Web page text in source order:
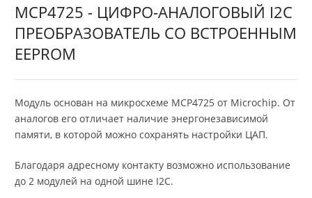
MCP4725 - ЦИФРО-АНАЛОГОВЫЙ I2C
ПРЕОБРАЗОВАТЕЛЬ СО ВСТРОЕННЫМ
EEPROM
Модуль основан на микросхеме MCP4725 от Microchip. От
аналогов его отличает наличие энергонезависимой
памяти, в которой можно сохранять настройки ЦАП.
Благодаря адресному контакту возможно использование
до 2 модулей на одной шине I2C.